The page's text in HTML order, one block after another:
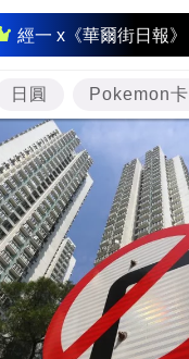
經一 x《華爾街日報》
即
時
財
經
專
題
投
資
樓
市
日圓 Pokemon卡